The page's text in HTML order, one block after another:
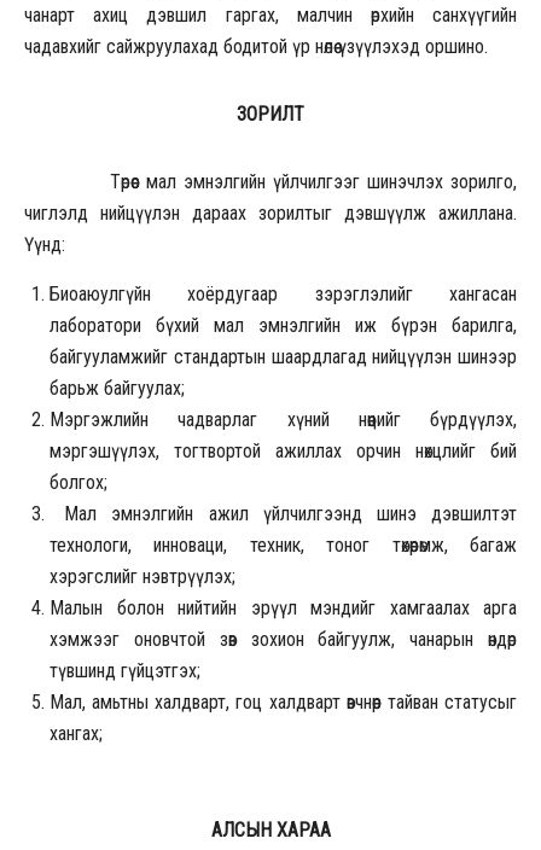
чанарт ахиц дэвшил гаргах, малчин өрхийн санхүүгийн
чадавхийг сайжруулахад бодитой үр нөлөө үзүүлэхэд оршино.
ЗОРИЛТ
Төрөөс мал эмнэлгийн үйлчилгээг шинэчлэх зорилго,
чиглэлд нийцүүлэн дараах зорилтыг дэвшүүлж ажиллана.
Үүнд:
Биоаюулгүйн хоёрдугаар зэрэглэлийг хангасан
лаборатори бүхий мал эмнэлгийн иж бүрэн барилга,
байгууламжийг стандартын шаардлагад нийцүүлэн шинээр
барьж байгуулах;
Мэргэжлийн чадварлаг хүний нөөцийг бүрдүүлэх,
мэргэшүүлэх, тогтвортой ажиллах орчин нөхцлийг бий
болгох;
Мал эмнэлгийн ажил үйлчилгээнд шинэ дэвшилтэт
технологи, инноваци, техник, тоног төхөөрөмж, багаж
хэрэгслийг нэвтрүүлэх;
Малын болон нийтийн эрүүл мэндийг хамгаалах арга
хэмжээг оновчтой зөв зохион байгуулж, чанарын өндөр
түвшинд гүйцэтгэх;
Мал, амьтны халдварт, гоц халдварт өвчнөөр тайван статусыг
хангах;
АЛСЫН ХАРАА